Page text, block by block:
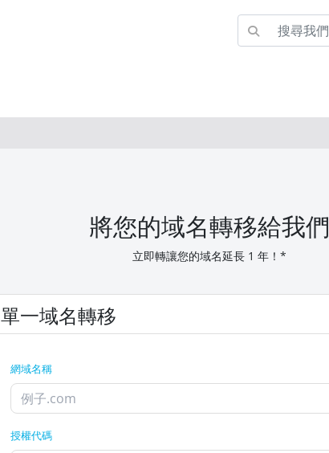
將您的域名轉移給我們
立即轉讓您的域名延長 1 年！*
單一域名轉移
網域名稱
授權代碼